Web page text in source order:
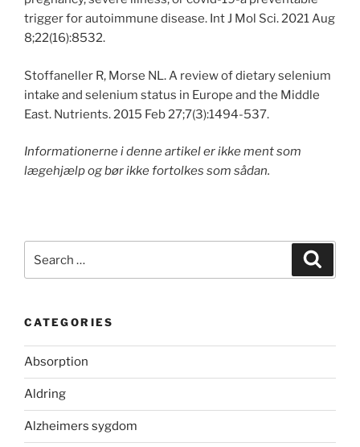
trigger for autoimmune disease. Int J Mol Sci. 2021 Aug
8;22(16):8532.
Stoffaneller R, Morse NL. A review of dietary selenium
intake and selenium status in Europe and the Middle
East. Nutrients. 2015 Feb 27;7(3):1494-537.
Informationerne i denne artikel er ikke ment som
lægehjælp og bør ikke fortolkes som sådan.
for:
CATEGORIES
Absorption
Aldring
Alzheimers sygdom